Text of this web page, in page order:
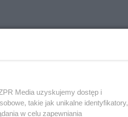
oraz większościowy
Media uzyskujemy dostęp i
takie jak unikalne identyfikatory,
w celu zapewniania